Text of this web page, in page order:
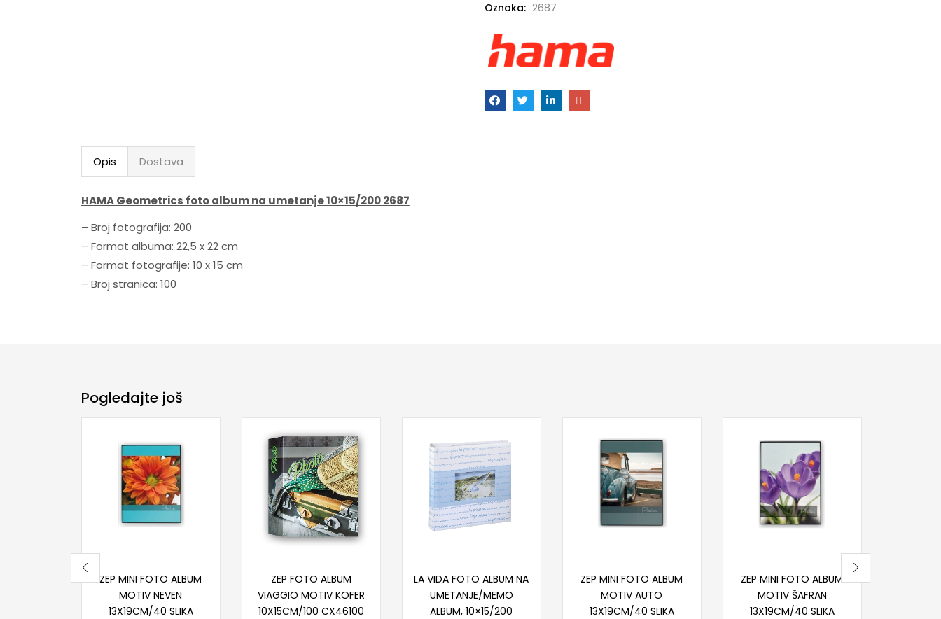
Oznaka: 2687
Opis Dostava
HAMA Geometrics foto album na umetanje 10×15/200 2687
– Broj fotografija: 200
– Format albuma: 22,5 x 22 cm
– Format fotografije: 10 x 15 cm
– Broj stranica: 100
Pogledajte još
ZEP MINI FOTO ALBUM
MOTIV NEVEN
13X19CM/40 SLIKA
ZEP FOTO ALBUM
VIAGGIO MOTIV KOFER
10X15CM/100 CX46100
LA VIDA FOTO ALBUM NA
UMETANJE/MEMO
ALBUM, 10×15/200
ZEP MINI FOTO ALBUM
MOTIV AUTO
13X19CM/40 SLIKA
ZEP MINI FOTO ALBUM
MOTIV ŠAFRAN
13X19CM/40 SLIKA